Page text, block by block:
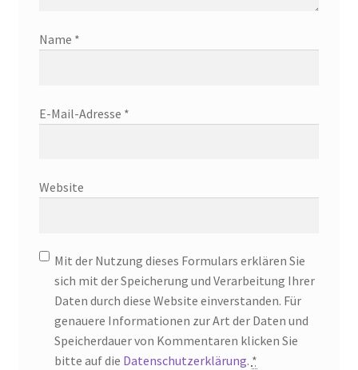
Name *
E-Mail-Adresse *
Website
Mit der Nutzung dieses Formulars erklären Sie
sich mit der Speicherung und Verarbeitung Ihrer
Daten durch diese Website einverstanden. Für
genauere Informationen zur Art der Daten und
Speicherdauer von Kommentaren klicken Sie
bitte auf die Datenschutzerklärung. *